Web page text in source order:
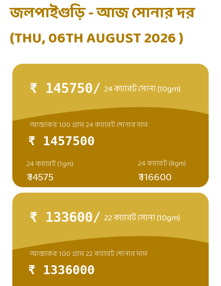
জলপাইগুড়ি - আজ সোনার দর
(THU, 06TH AUGUST 2026 )
₹ 145750/ 24 ক্যারেট সোনা (10gm)
₹ 1457500
₹ 14575
24 ক্যারেট (1gm) 24 ক্যারেট (8gm)
আজকের 100 গ্রাম 24 ক্যারেট সোনার দাম
₹ 116600
₹ 133600/ 22 ক্যারেট সোনা (10gm)
₹ 1336000
আজকের 100 গ্রাম 22 ক্যারেট সোনার দাম